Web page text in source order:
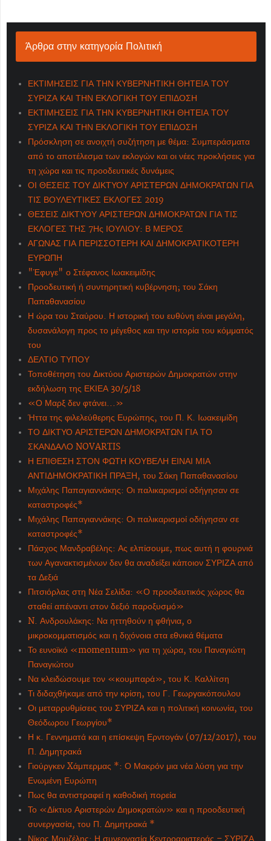
Άρθρα στην κατηγορία Πολιτική
ΕΚΤΙΜΗΣΕΙΣ ΓΙΑ ΤΗΝ ΚΥΒΕΡΝΗΤΙΚΗ ΘΗΤΕΙΑ ΤΟΥ
ΣΥΡΙΖΑ ΚΑΙ ΤΗΝ ΕΚΛΟΓΙΚΗ ΤΟΥ ΕΠΙΔΟΣΗ
ΕΚΤΙΜΗΣΕΙΣ ΓΙΑ ΤΗΝ ΚΥΒΕΡΝΗΤΙΚΗ ΘΗΤΕΙΑ ΤΟΥ
ΣΥΡΙΖΑ ΚΑΙ ΤΗΝ ΕΚΛΟΓΙΚΗ ΤΟΥ ΕΠΙΔΟΣΗ
Πρόσκληση σε ανοιχτή συζήτηση με θέμα: Συμπεράσματα
από το αποτέλεσμα των εκλογών και οι νέες προκλήσεις για
τη χώρα και τις προοδευτικές δυνάμεις
ΟΙ ΘΕΣΕΙΣ ΤΟΥ ΔΙΚΤΥΟΥ ΑΡΙΣΤΕΡΩΝ ΔΗΜΟΚΡΑΤΩΝ ΓΙΑ
ΤΙΣ ΒΟΥΛΕΥΤΙΚΕΣ ΕΚΛΟΓΕΣ 2019
ΘΕΣΕΙΣ ΔΙΚΤΥΟΥ ΑΡΙΣΤΕΡΩΝ ΔΗΜΟΚΡΑΤΩΝ ΓΙΑ ΤΙΣ
ΕΚΛΟΓΕΣ ΤΗΣ 7Ης ΙΟΥΛΙΟΥ: Β ΜΕΡΟΣ
ΑΓΩΝΑΣ ΓΙΑ ΠΕΡΙΣΣΟΤΕΡΗ ΚΑΙ ΔΗΜΟΚΡΑΤΙΚΟΤΕΡΗ
ΕΥΡΩΠΗ
"Έφυγε" ο Στέφανος Ιωακειμίδης
Προοδευτική ή συντηρητική κυβέρνηση; του Σάκη
Παπαθανασίου
Η ώρα του Σταύρου. Η ιστορική του ευθύνη είναι μεγάλη,
δυσανάλογη προς το μέγεθος και την ιστορία του κόμματός
του
ΔΕΛΤΙΟ ΤΥΠΟΥ
Τοποθέτηση του Δικτύου Αριστερών Δημοκρατών στην
εκδήλωση της ΕΚΙΕΑ 30/5/18
«Ο Μαρξ δεν φτάνει...»
Ήττα της φιλελεύθερης Ευρώπης, του Π. Κ. Ιωακειμίδη
ΤΟ ΔΙΚΤΥΟ ΑΡΙΣΤΕΡΩΝ ΔΗΜΟΚΡΑΤΩΝ ΓΙΑ ΤΟ
ΣΚΑΝΔΑΛΟ NOVARTIS
Η ΕΠΙΘΕΣΗ ΣΤΟΝ ΦΩΤΗ ΚΟΥΒΕΛΗ ΕΙΝΑΙ ΜΙΑ
ΑΝΤΙΔΗΜΟΚΡΑΤΙΚΗ ΠΡΑΞΗ, του Σάκη Παπαθανασίου
Μιχάλης Παπαγιαννάκης: Οι παλικαρισμοί οδήγησαν σε
καταστροφές*
Μιχάλης Παπαγιαννάκης: Οι παλικαρισμοί οδήγησαν σε
καταστροφές*
Πάσχος Μανδραβέλης: Ας ελπίσουμε, πως αυτή η φουρνιά
των Αγανακτισμένων δεν θα αναδείξει κάποιον ΣΥΡΙΖΑ από
τα Δεξιά
Πιτσιόρλας στη Νέα Σελίδα: «Ο προοδευτικός χώρος θα
σταθεί απέναντι στον δεξιό παροξυσμό»
N. Ανδρουλάκης: Να ηττηθούν η φθήνια, ο
μικροκομματισμός και η διχόνοια στα εθνικά θέματα
Το ευνοϊκό «momentum» για τη χώρα, του Παναγιώτη
Παναγιώτου
Να κλειδώσουμε τον «κουμπαρά», του Κ. Καλλίτση
Τι διδαχθήκαμε από την κρίση, του Γ. Γεωργακόπουλου
Οι μεταρρυθμίσεις του ΣΥΡΙΖΑ και η πολιτική κοινωνία, του
Θεόδωρου Γεωργίου*
Η κ. Γεννηματά και η επίσκεψη Ερντογάν (07/12/2017), του
Π. Δημητρακά
Γιούργκεν Xάμπερμας *: Ο Μακρόν μια νέα λύση για την
Ενωμένη Ευρώπη
Πως θα αντιστραφεί η καθοδική πορεία
Το «Δίκτυο Αριστερών Δημοκρατών» και η προοδευτική
συνεργασία, του Π. Δημητρακά *